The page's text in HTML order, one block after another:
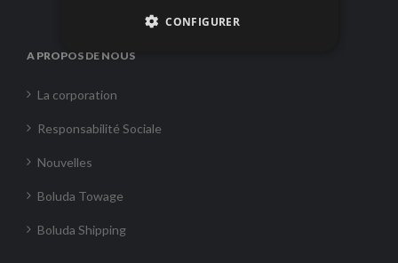
A PROPOS DE NOUS
La corporation
Responsabilité Sociale
Nouvelles
Boluda Towage
Boluda Shipping
CONFIGURER